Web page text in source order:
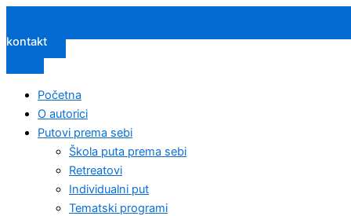
kontakt
Početna
O autorici
Putovi prema sebi
Škola puta prema sebi
Retreatovi
Individualni put
Tematski programi